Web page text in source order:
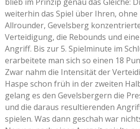
weiterhin das Spiel über Ihren, ohne
Allrounder, Gevelsberg
Verteidigung, die Rebounds und
Angriff. Bis zur 5. Spielminute im
erarbeitete man sich so einen 18
Zwar nahm die Intensität der
Haspe schon früh in der zweiten
gelang es den Gevelsbergern die
und die daraus resultierenden
spielen. Was dann geschah war